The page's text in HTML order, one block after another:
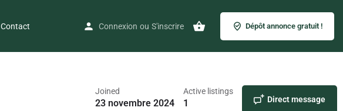
Contact Connexion ou S'inscrire Dépôt annonce gratuit !
Joined
23 novembre 2024
Active listings
1 Direct message